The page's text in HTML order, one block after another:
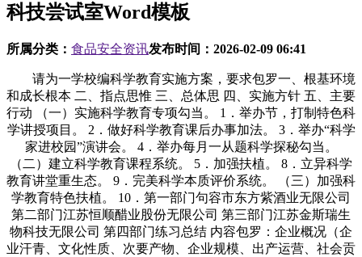
科技尝试室Word模板
所属分类： 食品安全资讯发布时间： 2026-02-09 06:41
请为一学校编科学教育实施方案，要求包罗一、根基环境
和成长根本 二、指点思惟 三、总体思 四、实施方针 五、主要
行动 （一）实施科学教育专项勾当。 1．举办节，打制特色科
学讲授项目。 2．做好科学教育课后办事加法。 3．举办“科学
家进校园”演讲会。 4．举办每月一从题科学探秘勾当。
（二）建立科学教育课程系统。 5．加强扶植。 8．立异科学
教育讲堂重生态。 9．完美科学本质评价系统。 （三）加强科
学教育特色扶植。 10．第一部门句容市东方紫酒业无限公司
第二部门江苏恒顺醋业股份无限公司 第三部门江苏金斯瑞生
物科技无限公司 第四部门练习总结 内容包罗：企业概况（企
业汗青、文化性质、次要产物、企业规模、出产运营、社会贡